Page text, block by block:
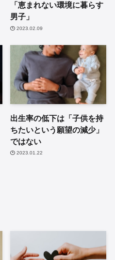
「恵まれない環境に暮らす
男子」
2023.02.09
出生率の低下は「子供を持
ちたいという願望の減少」
ではない
2023.01.22